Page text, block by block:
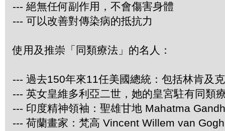
--- 絕無任何副作用，不會傷害身體
--- 可以改善對傳染病的抵抗力
使用及推崇「同類療法」的名人：
--- 過去150年來11任美國總統：包括林肯及
--- 英女皇維多利亞二世，她的皇宮駐有同類
--- 印度精神領袖：聖雄甘地 Mahatma
--- 荷蘭畫家：梵高 Vincent Willem van Gogh